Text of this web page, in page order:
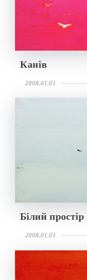
Канів
2008.01.01
Білий простір
2008.01.01